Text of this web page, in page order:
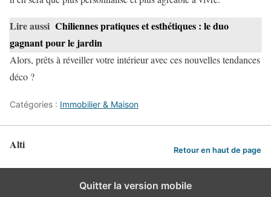
Lire aussi Chiliennes pratiques et esthétiques : le duo
gagnant pour le jardin
Alors, prêts à réveiller votre intérieur avec ces nouvelles tendances
déco ?
Catégories : Immobilier & Maison
Alti Retour en haut de page
Quitter la version mobile